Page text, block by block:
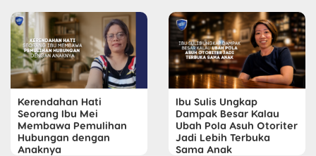
Kerendahan Hati
Seorang Ibu Mei
Membawa Pemulihan
Hubungan dengan
Anaknya
Ibu Sulis Ungkap
Dampak Besar Kalau
Ubah Pola Asuh Otoriter
Jadi Lebih Terbuka
Sama Anak